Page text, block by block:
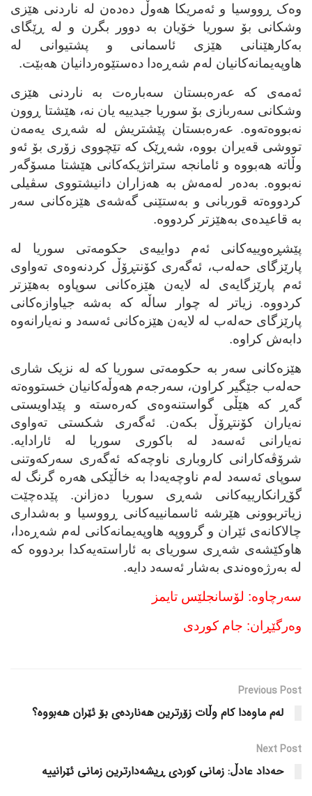
وه‌ک ڕووسیا و ئه‌مریکا هه‌وڵ ده‌ده‌ن له‌ ناردنی هێزی
وشکانی بۆ سوریا خۆیان به‌ دوور بگرن و له‌ ڕێگای
به‌کارهێنانی هێزی ئاسمانی و پشتیوانی له‌
هاوپه‌یمانه‌کانیان له‌م شه‌ڕه‌دا ده‌ستێوه‌ردانیان هه‌بێت.
ئه‌مه‌ی که‌ عه‌ره‌بستان سه‌باره‌ت به‌ ناردنی هێزی
وشکانی سه‌ربازی بۆ سوریا جیدییه‌ یان نه‌، هێشتا ڕوون
نه‌بووه‌ته‌وه‌. عه‌ره‌بستان پێشتریش له‌ شه‌ڕی یه‌مه‌ن
تووشی قه‌یران بووه‌، شه‌ڕێک که‌ تێچووی زۆری بۆ ئه‌و
وڵاته‌ هه‌بووه‌ و ئامانجه‌ ستراتژیکه‌کانی هێشتا مسۆگه‌ر
نه‌بووه‌. به‌ده‌ر له‌مه‌ش به‌ هه‌زاران دانیشتووی سڤیلی
کردووه‌ته‌ قوربانی و به‌ستێنی گه‌شه‌ی هێزه‌کانی سه‌ر
به‌ قاعیده‌ی به‌هێزتر کردووه‌.
پێشڕه‌وییه‌کانی ئه‌م دواییه‌ی حکومه‌تی سوریا له‌
پارێزگای حه‌له‌ب، ئه‌گه‌ری کۆنتڕۆڵ کردنه‌وه‌ی ته‌واوی
ئه‌م پارێزگایه‌ی له‌ لایه‌ن هێزه‌کانی سوپاوه‌ به‌هێزتر
کردووه‌. زیاتر له‌ چوار ساڵه‌ که‌ به‌شه‌ جیاوازه‌کانی
پارێزگای حه‌له‌ب له‌ لایه‌ن هێزه‌کانی ئه‌سه‌د و نه‌یارانه‌وه‌
دابه‌ش کراوه‌.
هێزه‌کانی سه‌ر به‌ حکومه‌تی سوریا که‌ له‌ نزیک شاری
حه‌له‌ب جێگیر کراون، سه‌رجه‌م هه‌وڵه‌کانیان خستووه‌ته‌
گه‌ڕ که‌ هێڵی گواستنه‌وه‌ی که‌ره‌سته‌ و پێداویستی
نه‌یاران کۆنتڕۆڵ بکه‌ن. ئه‌گه‌ری شکستی ته‌واوی
نه‌یارانی ئه‌سه‌د له‌ باکوری سوریا له‌ ئارادایه‌.
شرۆڤه‌کارانی کاروباری ناوچه‌که‌ ئه‌گه‌ری سه‌رکه‌وتنی
سوپای ئه‌سه‌د له‌م ناوچه‌یه‌دا به‌ خاڵێکی هه‌ره‌ گرنگ له‌
گۆڕانکارییه‌کانی شه‌ڕی سوریا ده‌زانن. پێده‌چێت
زیاتربوونی هێرشه‌ ئاسمانییه‌کانی ڕووسیا و به‌شداری
چالاکانه‌ی ئێران و گرووپه‌ هاوپه‌یمانه‌کانی له‌م شه‌ڕه‌دا،
هاوکێشه‌ی شه‌ڕی سوریای به‌ ئاراسته‌یه‌کدا بردووه‌ که‌
له‌ به‌رژه‌وه‌ندی به‌شار ئه‌سه‌د دایه‌.
سه‌رچاوه‌: لۆسانجلێس تایمز
وه‌رگێڕان: جام کوردی
Previous Post
له‌م ماوه‌دا کام وڵات زۆرترین هه‌نارده‌ی بۆ ئێران هه‌بووه‌؟
Next Post
حه‌داد عادڵ: زمانی کوردی ڕیشه‌دارترین زمانی ئێرانییه‌